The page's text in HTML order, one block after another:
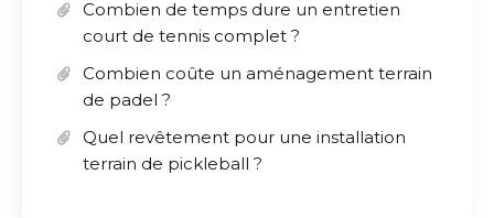
Combien de temps dure un entretien
court de tennis complet ?
Combien coûte un aménagement terrain
de padel ?
Quel revêtement pour une installation
terrain de pickleball ?